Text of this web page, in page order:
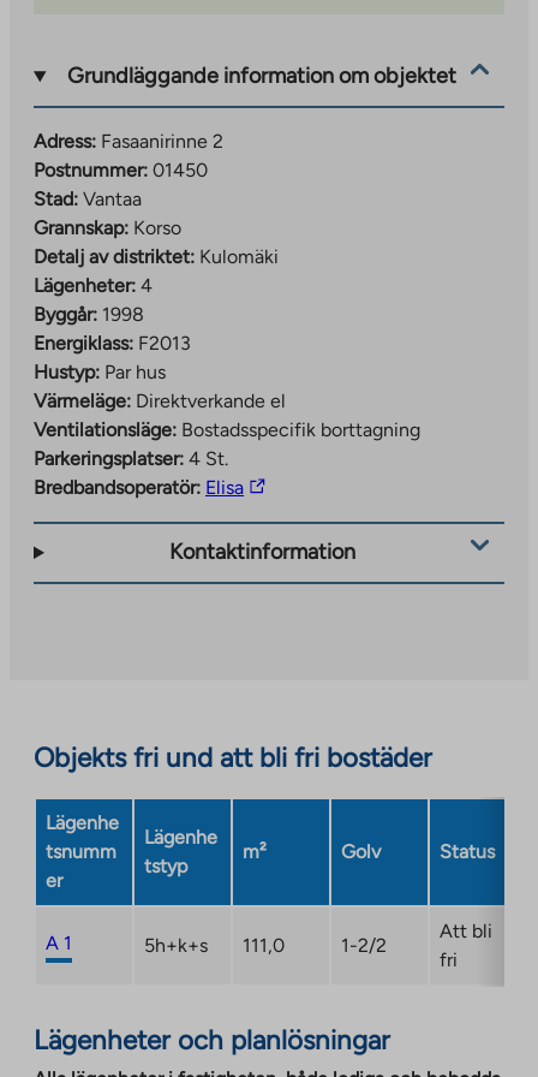
Grundläggande information om objektet
Adress: Fasaanirinne 2
Postnummer: 01450
Stad: Vantaa
Grannskap: Korso
Detalj av distriktet: Kulomäki
Lägenheter: 4
Byggår: 1998
Energiklass: F2013
Hustyp: Par hus
Värmeläge: Direktverkande el
Ventilationsläge: Bostadsspecifik borttagning
Parkeringsplatser: 4 St.
Bredbandsoperatör: ElisaThe
takes
opens
in
a
tab
Kontaktinformation
Objekts fri und att bli fri bostäder
Lägenhe
tsnumm
er
Lägenhe
tstyp
m² Golv Status
A 1 5h+k+s 111,0 1-2/2
Att bli
fri
Lägenheter och planlösningar